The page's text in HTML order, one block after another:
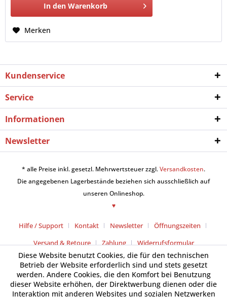
In den Warenkorb
Merken
Kundenservice
Service
Informationen
Newsletter
* alle Preise inkl. gesetzl. Mehrwertsteuer zzgl.Versandkosten.
Die angegebenen Lagerbestände beziehen sich ausschließlich auf
unseren Onlineshop.
♥
Hilfe / Support Kontakt Newsletter
Öffnungszeiten
Versand & Retoure
Zahlung Widerrufsformular
Diese Website benutzt Cookies, die für den technischen
Betrieb der Website erforderlich sind und stets gesetzt
werden. Andere Cookies, die den Komfort bei Benutzung
dieser Website erhöhen, der Direktwerbung dienen oder die
Interaktion mit anderen Websites und sozialen Netzwerken